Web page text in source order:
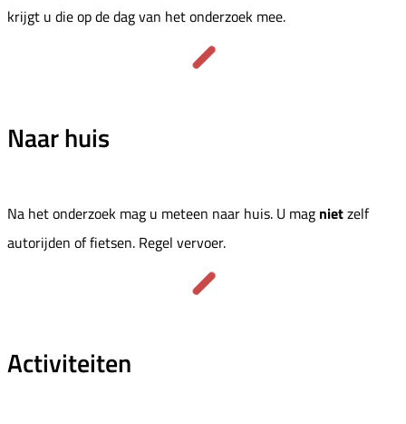
krijgt u die op de dag van het onderzoek mee.
Naar huis
Na het onderzoek mag u meteen naar huis. U mag nietzelf
autorijden of fietsen. Regel vervoer.
Activiteiten